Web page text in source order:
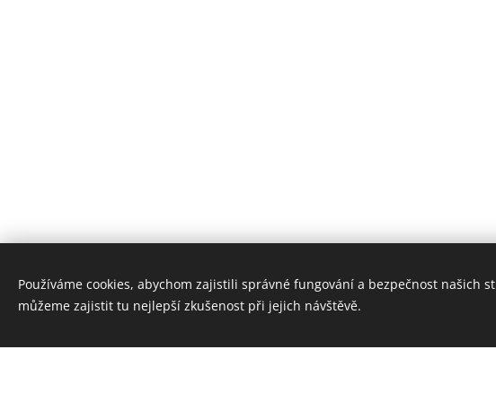
Používáme cookies, abychom zajistili správné fungování a bezpečnost našich
můžeme zajistit tu nejlepší zkušenost při jejich návštěvě.